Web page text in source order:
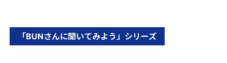
「BUNさんに聞いてみよう」シリーズ